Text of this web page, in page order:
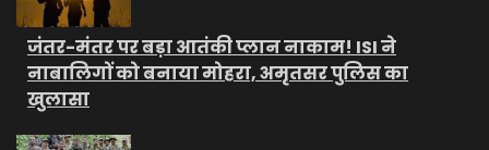
जंतर-मंतर पर बड़ा आतंकी प्लान नाकाम! ISI ने
नाबालिगों को बनाया मोहरा, अमृतसर पुलिस का
खुलासा